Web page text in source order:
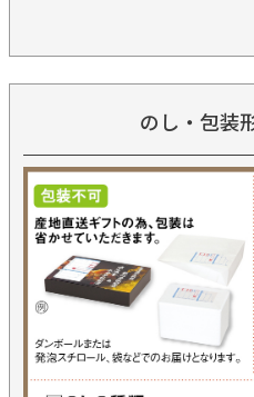
のし・包装